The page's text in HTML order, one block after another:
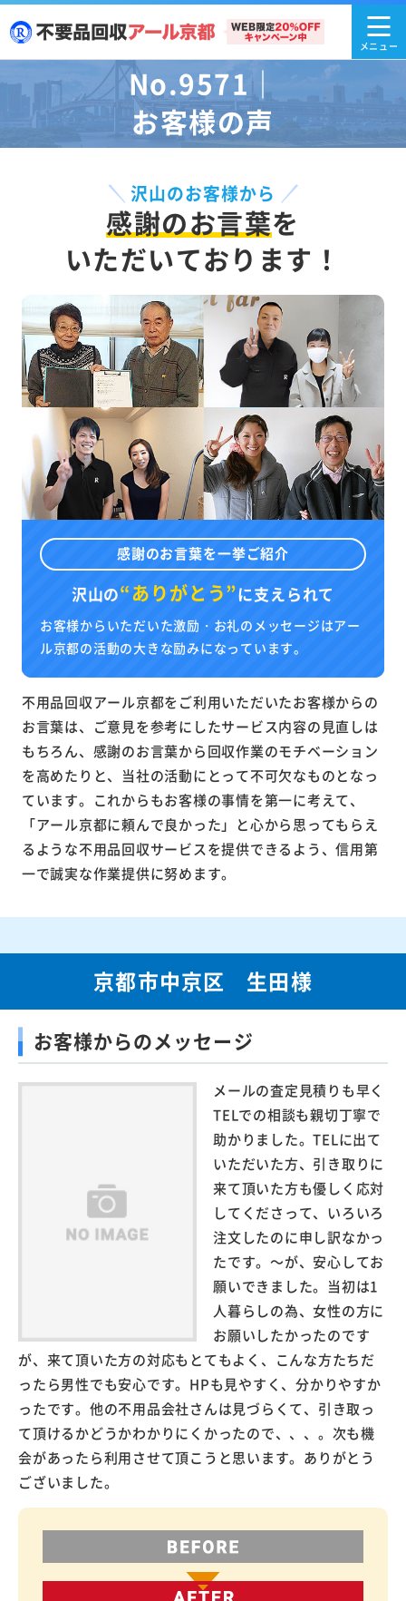
No.9571｜
お客様の声
沢山のお客様から
感謝のお言葉を
いただいております！
感謝のお言葉を一挙ご紹介
沢山の“ありがとう”に支えられて
お客様からいただいた激励・お礼のメッセージはアー
ル京都の活動の大きな励みになっています。
不用品回収アール京都をご利用いただいたお客様からの
お言葉は、ご意見を参考にしたサービス内容の見直しは
もちろん、感謝のお言葉から回収作業のモチベーション
を高めたりと、当社の活動にとって不可欠なものとなっ
ています。これからもお客様の事情を第一に考えて、
「アール京都に頼んで良かった」と心から思ってもらえ
るような不用品回収サービスを提供できるよう、信用第
一で誠実な作業提供に努めます。
京都市中京区 生田様
お客様からのメッセージ
メールの査定見積りも早く
TELでの相談も親切丁寧で
助かりました。TELに出て
いただいた方、引き取りに
来て頂いた方も優しく応対
してくださって、いろいろ
注文したのに申し訳なかっ
たです。～が、安心してお
願いできました。当初は1
人暮らしの為、女性の方に
お願いしたかったのです
が、来て頂いた方の対応もとてもよく、こんな方たちだ
ったら男性でも安心です。HPも見やすく、分かりやすか
ったです。他の不用品会社さんは見づらくて、引き取っ
て頂けるかどうかわかりにくかったので、、、。次も機
会があったら利用させて頂こうと思います。ありがとう
ございました。